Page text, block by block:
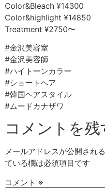
Color&Bleach ¥14300
Color&highlight ¥14850
Treatment ¥2750〜
#金沢美容室
#金沢美容師
#ハイトーンカラー
#ショートヘア
#韓国ヘアスタイル
#ムードカナザワ
コメントを残
メールアドレスが公開され
ている欄は必須項目です
コメント ※